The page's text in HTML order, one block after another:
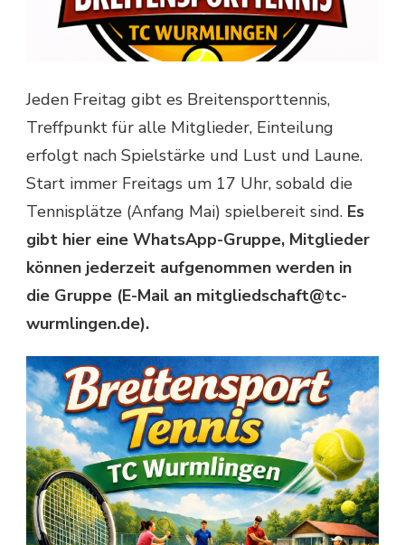
Jeden Freitag gibt es Breitensporttennis,
Treffpunkt für alle Mitglieder, Einteilung
erfolgt nach Spielstärke und Lust und Laune.
Start immer Freitags um 17 Uhr, sobald die
Tennisplätze (Anfang Mai) spielbereit sind. Es
gibt hier eine WhatsApp-Gruppe, Mitglieder
können jederzeit aufgenommen werden in
die Gruppe (E-Mail an mitgliedschaft@tc-
wurmlingen.de).